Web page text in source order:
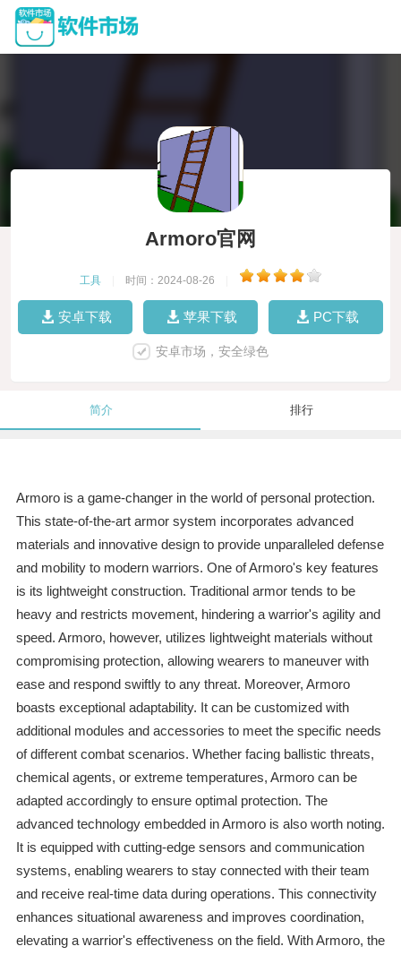
Armoro官网
工具 时间：2024-08-26
安卓下载 苹果下载 PC下载
安卓市场，安全绿色
简介 排行
Armoro is a game-changer in the world of personal protection.
This state-of-the-art armor system incorporates advanced
materials and innovative design to provide unparalleled defense
and mobility to modern warriors. One of Armoro's key features
is its lightweight construction. Traditional armor tends to be
heavy and restricts movement, hindering a warrior's agility and
speed. Armoro, however, utilizes lightweight materials without
compromising protection, allowing wearers to maneuver with
ease and respond swiftly to any threat. Moreover, Armoro
boasts exceptional adaptability. It can be customized with
additional modules and accessories to meet the specific needs
of different combat scenarios. Whether facing ballistic threats,
chemical agents, or extreme temperatures, Armoro can be
adapted accordingly to ensure optimal protection. The
advanced technology embedded in Armoro is also worth noting.
It is equipped with cutting-edge sensors and communication
systems, enabling wearers to stay connected with their team
and receive real-time data during operations. This connectivity
enhances situational awareness and improves coordination,
elevating a warrior's effectiveness on the field. With Armoro, the